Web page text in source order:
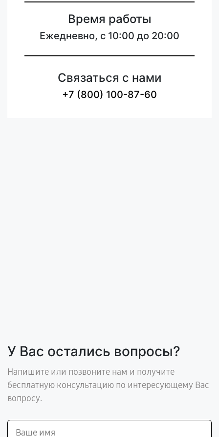
Время работы
Ежедневно, с 10:00 до 20:00
Связаться с нами
+7 (800) 100-87-60
У Вас остались вопросы?
Напишите или позвоните нам и получите
бесплатную консультацию по интересующему Вас
вопросу.